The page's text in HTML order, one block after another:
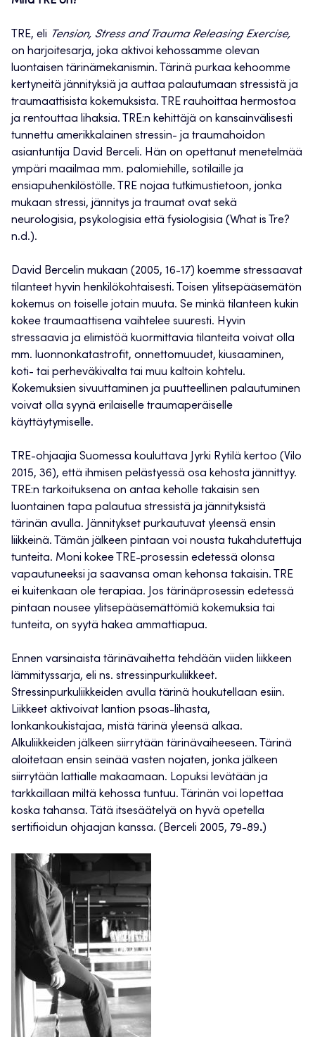
TRE, eli Tension, Stress and Trauma Releasing Exercise,
on harjoitesarja, joka aktivoi kehossamme olevan
luontaisen tärinämekanismin. Tärinä purkaa kehoomme
kertyneitä jännityksiä ja auttaa palautumaan stressistä ja
traumaattisista kokemuksista. TRE rauhoittaa hermostoa
ja rentouttaa lihaksia. TRE:n kehittäjä on kansainvälisesti
tunnettu amerikkalainen stressin- ja traumahoidon
asiantuntija David Berceli. Hän on opettanut menetelmää
ympäri maailmaa mm. palomiehille, sotilaille ja
ensiapuhenkilöstölle. TRE nojaa tutkimustietoon, jonka
mukaan stressi, jännitys ja traumat ovat sekä
neurologisia, psykologisia että fysiologisia (What is Tre?
n.d.).
David Bercelin mukaan (2005, 16-17) koemme stressaavat
tilanteet hyvin henkilökohtaisesti. Toisen ylitsepääsemätön
kokemus on toiselle jotain muuta. Se minkä tilanteen kukin
kokee traumaattisena vaihtelee suuresti. Hyvin
stressaavia ja elimistöä kuormittavia tilanteita voivat olla
mm. luonnonkatastrofit, onnettomuudet, kiusaaminen,
koti- tai perheväkivalta tai muu kaltoin kohtelu.
Kokemuksien sivuuttaminen ja puutteellinen palautuminen
voivat olla syynä erilaiselle traumaperäiselle
käyttäytymiselle.
TRE-ohjaajia Suomessa kouluttava Jyrki Rytilä kertoo (Vilo
2015, 36), että ihmisen pelästyessä osa kehosta jännittyy.
TRE:n tarkoituksena on antaa keholle takaisin sen
luontainen tapa palautua stressistä ja jännityksistä
tärinän avulla. Jännitykset purkautuvat yleensä ensin
liikkeinä. Tämän jälkeen pintaan voi nousta tukahdutettuja
tunteita. Moni kokee TRE-prosessin edetessä olonsa
vapautuneeksi ja saavansa oman kehonsa takaisin. TRE
ei kuitenkaan ole terapiaa. Jos tärinäprosessin edetessä
pintaan nousee ylitsepääsemättömiä kokemuksia tai
tunteita, on syytä hakea ammattiapua.
Ennen varsinaista tärinävaihetta tehdään viiden liikkeen
lämmityssarja, eli ns. stressinpurkuliikkeet.
Stressinpurkuliikkeiden avulla tärinä houkutellaan esiin.
Liikkeet aktivoivat lantion psoas-lihasta,
lonkankoukistajaa, mistä tärinä yleensä alkaa.
Alkuliikkeiden jälkeen siirrytään tärinävaiheeseen. Tärinä
aloitetaan ensin seinää vasten nojaten, jonka jälkeen
siirrytään lattialle makaamaan. Lopuksi levätään ja
tarkkaillaan miltä kehossa tuntuu. Tärinän voi lopettaa
koska tahansa. Tätä itsesäätelyä on hyvä opetella
sertifioidun ohjaajan kanssa. (Berceli 2005, 79-89.)